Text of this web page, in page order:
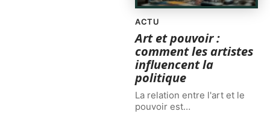
ACTU
Art et pouvoir :
comment les artistes
influencent la
politique
La relation entre l'art et le
pouvoir est…